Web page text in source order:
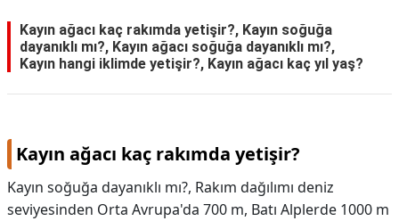
Kayın ağacı kaç rakımda yetişir?, Kayın soğuğa
dayanıklı mı?, Kayın ağacı soğuğa dayanıklı mı?,
Kayın hangi iklimde yetişir?, Kayın ağacı kaç yıl yaş?
Kayın ağacı kaç rakımda yetişir?
Kayın soğuğa dayanıklı mı?, Rakım dağılımı deniz
seviyesinden Orta Avrupa'da 700 m, Batı Alplerde 1000 m